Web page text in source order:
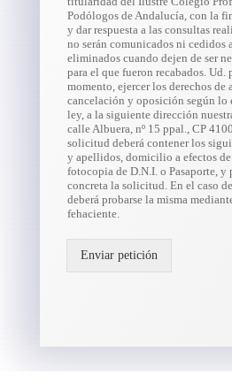
Podólogos de Andalucía, con la
y dar respuesta a las consultas
no serán comunicados ni cedidos
eliminados cuando dejen de ser
para el que fueron recabados. Ud.
momento, ejercer los derechos de
cancelación y oposición según lo
ley, a la siguiente dirección
calle Albuera, nº 15 ppal., CP
solicitud deberá contener los
y apellidos, domicilio a efectos
fotocopia de D.N.I. o Pasaporte, y
concreta la solicitud. En el caso
deberá probarse la misma
fehaciente.
Enviar petición